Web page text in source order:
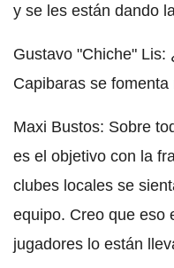
y se les están dando
Gustavo "Chiche" Lis:
Capibaras se
Maxi Bustos: Sobre
es el objetivo con la
clubes locales se
equipo. Creo que eso
jugadores lo están